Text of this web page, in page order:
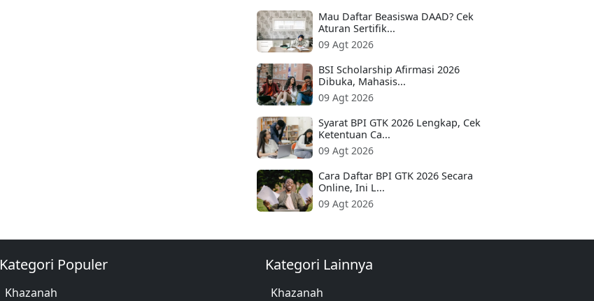
Mau Daftar Beasiswa DAAD? Cek
Aturan Sertifik...
09 Agt 2026
BSI Scholarship Afirmasi 2026
Dibuka, Mahasis...
09 Agt 2026
Syarat BPI GTK 2026 Lengkap, Cek
Ketentuan Ca...
09 Agt 2026
Cara Daftar BPI GTK 2026 Secara
Online, Ini L...
09 Agt 2026
Kategori Populer
Khazanah
Kategori Lainnya
Khazanah